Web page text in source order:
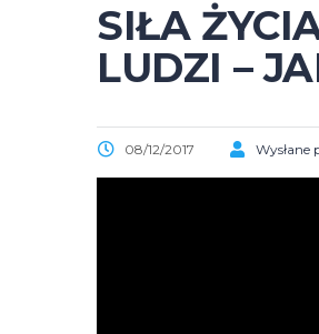
SIŁA
LUDZI –
08/12/2017 Wysłane